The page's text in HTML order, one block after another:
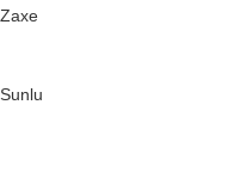
Zaxe
Sunlu